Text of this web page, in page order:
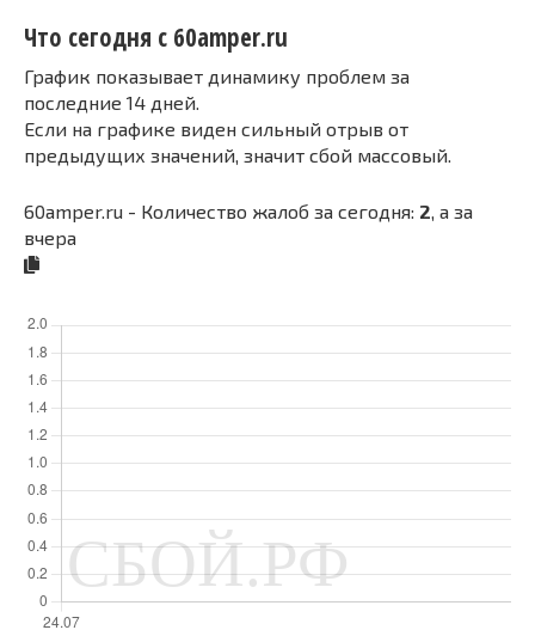
Что сегодня с 60amper.ru
График показывает динамику проблем за
последние 14 дней.
Если на графике виден сильный отрыв от
предыдущих значений, значит сбой массовый.
60amper.ru - Количество жалоб за сегодня: 2 , а за
вчера